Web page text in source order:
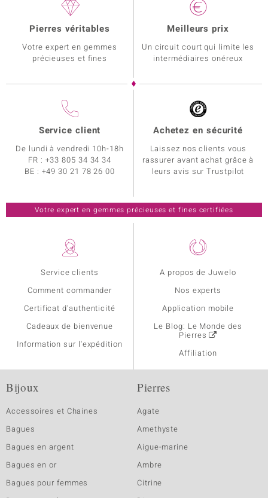
Service clients
Comment commander
Certificat d'authenticité
Cadeaux de bienvenue
Information sur l'expédition
A propos de Juwelo
Nos experts
Application mobile
Le Blog: Le Monde des
Pierres
Affiliation
Pierres véritables
Votre expert en gemmes
précieuses et fines
Meilleurs prix
Un circuit court qui limite les
intermédiaires onéreux
Service client
De lundi à vendredi 10h-18h
FR : +33 805 34 34 34
BE : +49 30 21 78 26 00
Achetez en sécurité
Laissez nos clients vous
rassurer avant achat grâce à
leurs avis sur Trustpilot
Votre expert en gemmes précieuses et fines certifiées
Bijoux
Accessoires et Chaines
Bagues
Bagues en argent
Bagues en or
Bagues pour femmes
Pierres
Agate
Amethyste
Aigue-marine
Ambre
Citrine